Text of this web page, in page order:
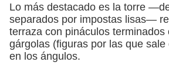
Lo más destacado es la torre
separados por impostas lisas—
terraza con pináculos terminados
gárgolas (figuras por las que sale
en los ángulos.